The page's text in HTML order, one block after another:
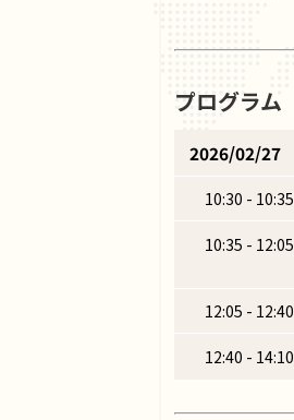
プログラム
2026/02/27
10:30 - 10:35
10:35 - 12:05
12:05 - 12:40
12:40 - 14:10